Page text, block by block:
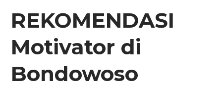
REKOMENDASI
Motivator di
Bondowoso